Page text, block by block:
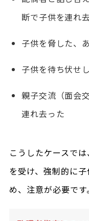
断で子供を連れ
子供を脅した、
子供を待ち伏せ
親子交流（面会
連れ去った
こうしたケースで
を受け、強制的に
め、注意が必要です。